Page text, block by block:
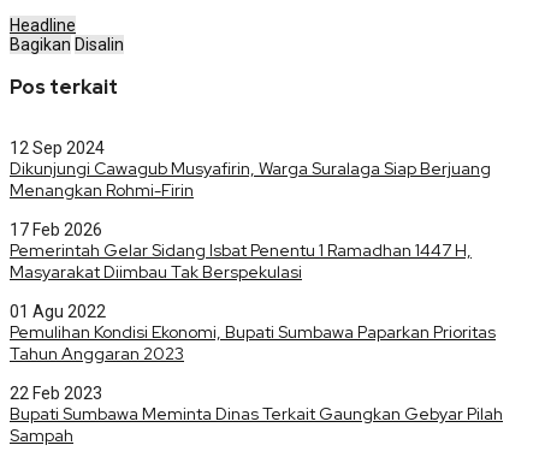
Headline
Bagikan Disalin
Pos terkait
12 Sep 2024
Dikunjungi Cawagub Musyafirin, Warga Suralaga Siap Berjuang
Menangkan Rohmi-Firin
17 Feb 2026
Pemerintah Gelar Sidang Isbat Penentu 1 Ramadhan 1447 H,
Masyarakat Diimbau Tak Berspekulasi
01 Agu 2022
Pemulihan Kondisi Ekonomi, Bupati Sumbawa Paparkan Prioritas
Tahun Anggaran 2023
22 Feb 2023
Bupati Sumbawa Meminta Dinas Terkait Gaungkan Gebyar Pilah
Sampah